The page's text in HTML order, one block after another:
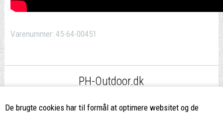
De brugte cookies har til formål at optimere websitet og de
Varenummer: 45-64-00451
PH-Outdoor.dk
ved køb over 499,-*